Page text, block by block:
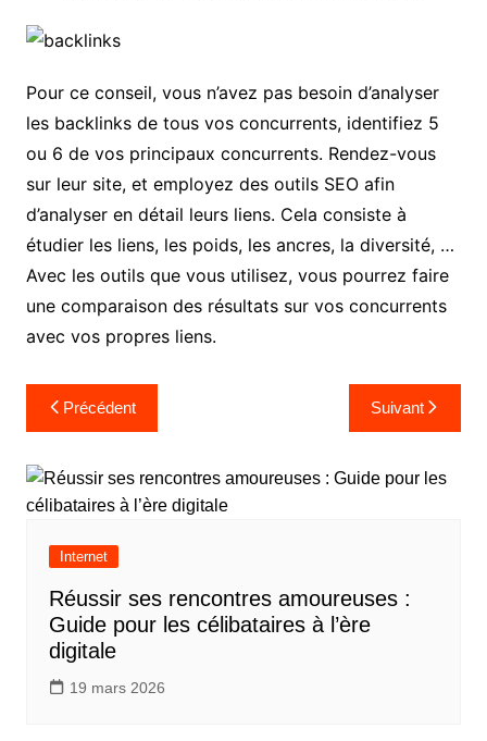
Pour ce conseil, vous n’avez pas besoin d’analyser
les backlinks de tous vos concurrents, identifiez 5
ou 6 de vos principaux concurrents. Rendez-vous
sur leur site, et employez des outils SEO afin
d’analyser en détail leurs liens. Cela consiste à
étudier les liens, les poids, les ancres, la diversité, …
Avec les outils que vous utilisez, vous pourrez faire
une comparaison des résultats sur vos concurrents
avec vos propres liens.
Navigation
de
l’article
Précédent Suivant
Internet
Réussir ses rencontres amoureuses :
Guide pour les célibataires à l’ère
digitale
19 mars 2026